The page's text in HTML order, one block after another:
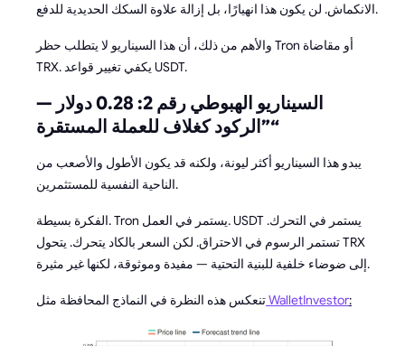
الانكماش. لن يكون هذا انهيارًا، بل إزالة علاوة السكك الحديدية للدفع.
والأهم من ذلك، أن هذا السيناريو لا يتطلب حظر Tron أو مقاضاة
TRX. يكفي تغيير قواعد USDT.
السيناريو الهبوطي رقم 2: 0.28 دولار —
”الركود كغلاف للعملة المستقرة“
يبدو هذا السيناريو أكثر ليونة، ولكنه قد يكون الأطول والأصعب من
الناحية النفسية للمستثمرين.
الفكرة بسيطة. Tron يستمر في العمل. USDT يستمر في التحرك.
تستمر الرسوم في الاحتراق. لكن السعر بالكاد يتحرك. يتحول TRX
إلى ضوضاء خلفية للبنية التحتية — مفيدة وموثوقة، لكنها غير مثيرة.
تنعكس هذه النظرة في النماذج المحافظة مثلWalletInvestor: